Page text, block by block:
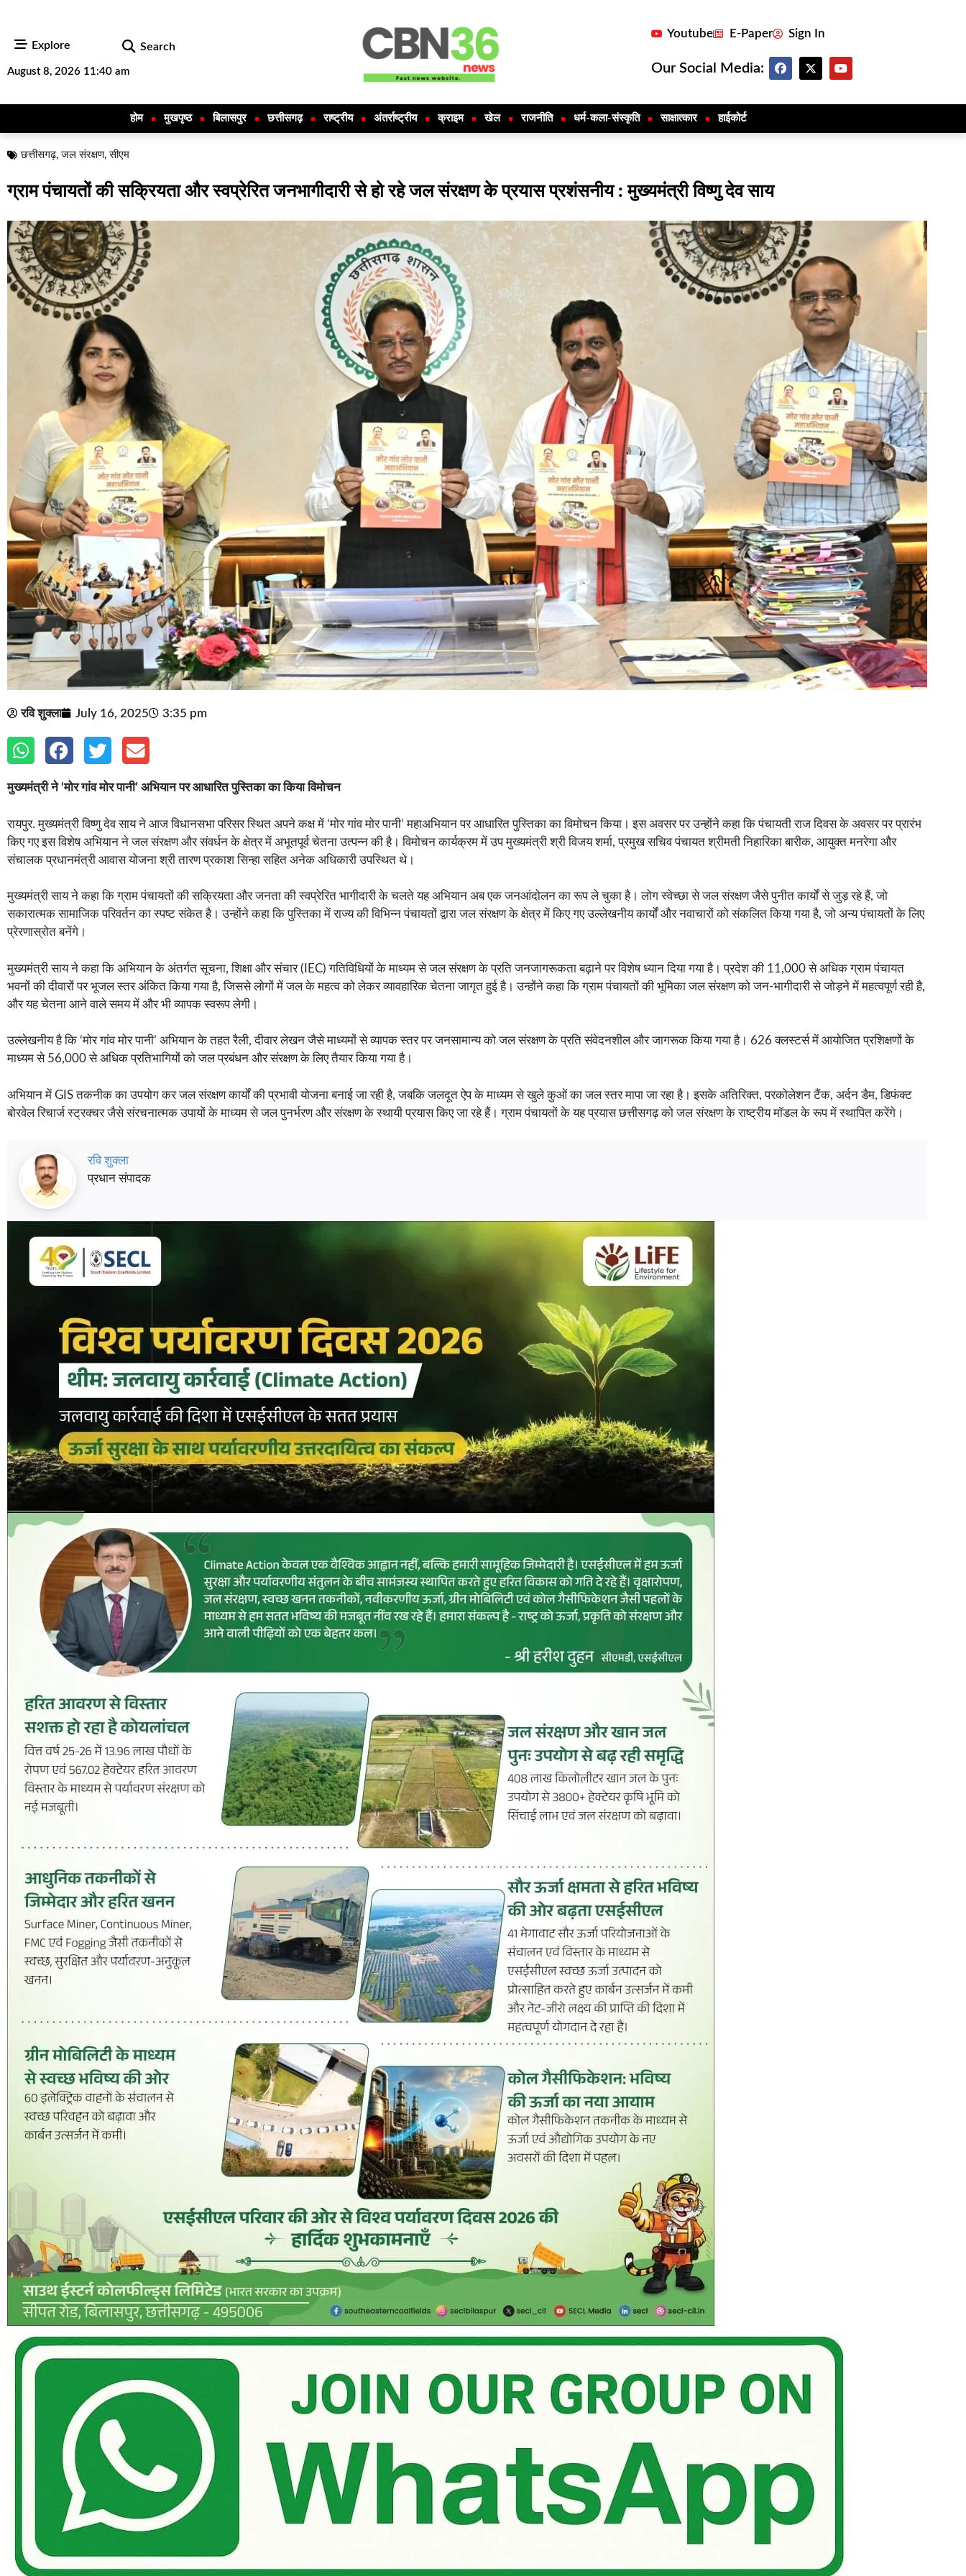
Explore Search
August 8, 2026 11:40 am
Youtube E-Paper Sign In
Our Social Media:
होम मुखपृष्ठ बिलासपुर छत्तीसगढ़ राष्ट्रीय अंतर्राष्ट्रीय क्राइम खेल राजनीति धर्म-कला-संस्कृति साक्षात्कार हाईकोर्ट
छत्तीसगढ़,जल संरक्षण,सीएम
ग्राम पंचायतों की सक्रियता और स्वप्रेरित जनभागीदारी से हो रहे जल संरक्षण के प्रयास प्रशंसनीय : मुख्यमंत्री विष्णु देव साय
रवि शुक्ला July 16, 2025 3:35 pm
मुख्यमंत्री ने ‘मोर गांव मोर पानी’ अभियान पर आधारित पुस्तिका का किया विमोचन
रायपुर. मुख्यमंत्री विष्णु देव साय ने आज विधानसभा परिसर स्थित अपने कक्ष में ‘मोर गांव मोर पानी’ महाअभियान पर आधारित पुस्तिका का विमोचन किया। इस अवसर पर उन्होंने कहा कि पंचायती राज दिवस के अवसर पर प्रारंभ
किए गए इस विशेष अभियान ने जल संरक्षण और संवर्धन के क्षेत्र में अभूतपूर्व चेतना उत्पन्न की है। विमोचन कार्यक्रम में उप मुख्यमंत्री श्री विजय शर्मा, प्रमुख सचिव पंचायत श्रीमती निहारिका बारीक, आयुक्त मनरेगा और
संचालक प्रधानमंत्री आवास योजना श्री तारण प्रकाश सिन्हा सहित अनेक अधिकारी उपस्थित थे।
मुख्यमंत्री साय ने कहा कि ग्राम पंचायतों की सक्रियता और जनता की स्वप्रेरित भागीदारी के चलते यह अभियान अब एक जनआंदोलन का रूप ले चुका है। लोग स्वेच्छा से जल संरक्षण जैसे पुनीत कार्यों से जुड़ रहे हैं, जो
सकारात्मक सामाजिक परिवर्तन का स्पष्ट संकेत है। उन्होंने कहा कि पुस्तिका में राज्य की विभिन्न पंचायतों द्वारा जल संरक्षण के क्षेत्र में किए गए उल्लेखनीय कार्यों और नवाचारों को संकलित किया गया है, जो अन्य पंचायतों के लिए
प्रेरणास्रोत बनेंगे।
मुख्यमंत्री साय ने कहा कि अभियान के अंतर्गत सूचना, शिक्षा और संचार (IEC) गतिविधियों के माध्यम से जल संरक्षण के प्रति जनजागरूकता बढ़ाने पर विशेष ध्यान दिया गया है। प्रदेश की 11,000 से अधिक ग्राम पंचायत
भवनों की दीवारों पर भूजल स्तर अंकित किया गया है, जिससे लोगों में जल के महत्व को लेकर व्यावहारिक चेतना जागृत हुई है। उन्होंने कहा कि ग्राम पंचायतों की भूमिका जल संरक्षण को जन-भागीदारी से जोड़ने में महत्वपूर्ण रही है,
और यह चेतना आने वाले समय में और भी व्यापक स्वरूप लेगी।
उल्लेखनीय है कि ‘मोर गांव मोर पानी’ अभियान के तहत रैली, दीवार लेखन जैसे माध्यमों से व्यापक स्तर पर जनसामान्य को जल संरक्षण के प्रति संवेदनशील और जागरूक किया गया है। 626 क्लस्टर्स में आयोजित प्रशिक्षणों के
माध्यम से 56,000 से अधिक प्रतिभागियों को जल प्रबंधन और संरक्षण के लिए तैयार किया गया है।
अभियान में GIS तकनीक का उपयोग कर जल संरक्षण कार्यों की प्रभावी योजना बनाई जा रही है, जबकि जलदूत ऐप के माध्यम से खुले कुओं का जल स्तर मापा जा रहा है। इसके अतिरिक्त, परकोलेशन टैंक, अर्दन डैम, डिफंक्ट
बोरवेल रिचार्ज स्ट्रक्चर जैसे संरचनात्मक उपायों के माध्यम से जल पुनर्भरण और संरक्षण के स्थायी प्रयास किए जा रहे हैं। ग्राम पंचायतों के यह प्रयास छत्तीसगढ़ को जल संरक्षण के राष्ट्रीय मॉडल के रूप में स्थापित करेंगे।
रवि शुक्ला
प्रधान संपादक